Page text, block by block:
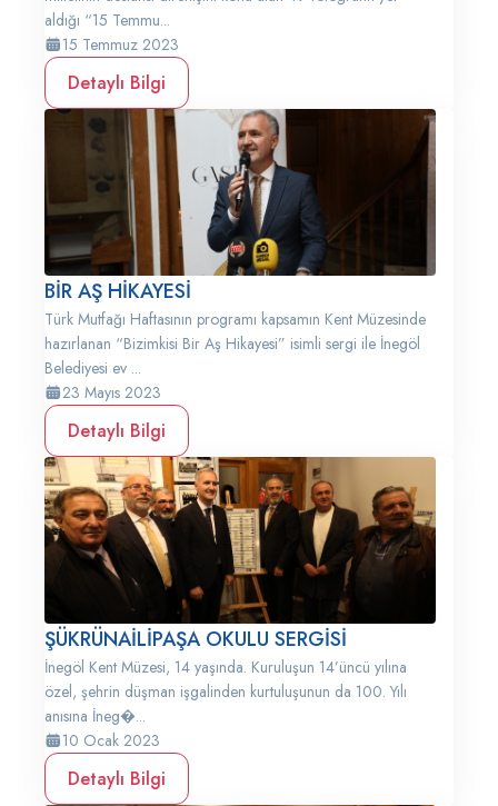
aldığı “15 Temmu...
15 Temmuz 2023
Detaylı Bilgi
BİR AŞ HİKAYESİ
Türk Mutfağı Haftasının programı kapsamın Kent Müzesinde
hazırlanan “Bizimkisi Bir Aş Hikayesi” isimli sergi ile İnegöl
Belediyesi ev ...
23 Mayıs 2023
Detaylı Bilgi
ŞÜKRÜNAİLİPAŞA OKULU SERGİSİ
İnegöl Kent Müzesi, 14 yaşında. Kuruluşun 14’üncü yılına
özel, şehrin düşman işgalinden kurtuluşunun da 100. Yılı
anısına İneg�...
10 Ocak 2023
Detaylı Bilgi